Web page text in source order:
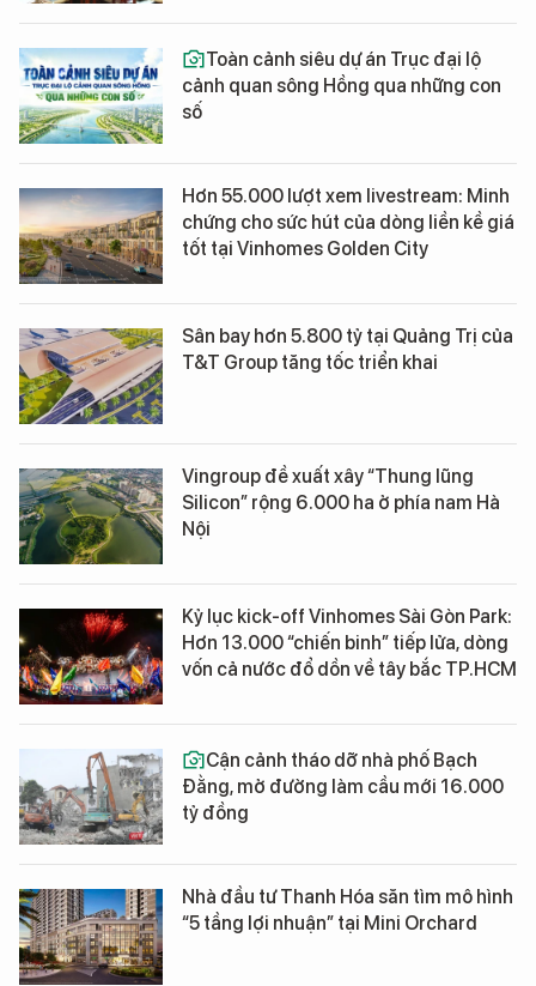
Toàn cảnh siêu dự án Trục đại lộ
cảnh quan sông Hồng qua những con
số
Hơn 55.000 lượt xem livestream: Minh
chứng cho sức hút của dòng liền kề giá
tốt tại Vinhomes Golden City
Sân bay hơn 5.800 tỷ tại Quảng Trị của
T&T Group tăng tốc triển khai
Vingroup đề xuất xây “Thung lũng
Silicon” rộng 6.000 ha ở phía nam Hà
Nội
Kỷ lục kick-off Vinhomes Sài Gòn Park:
Hơn 13.000 “chiến binh” tiếp lửa, dòng
vốn cả nước đổ dồn về tây bắc TP.HCM
Cận cảnh tháo dỡ nhà phố Bạch
Đằng, mở đường làm cầu mới 16.000
tỷ đồng
Nhà đầu tư Thanh Hóa săn tìm mô hình
“5 tầng lợi nhuận” tại Mini Orchard